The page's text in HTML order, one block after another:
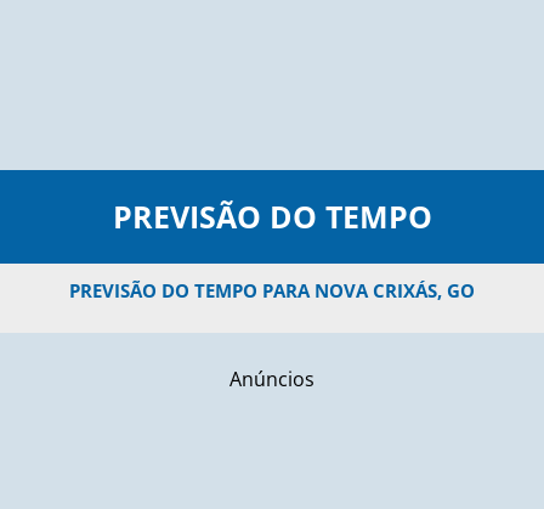
PREVISÃO DO TEMPO
PREVISÃO DO TEMPO PARA NOVA CRIXÁS, GO
Anúncios